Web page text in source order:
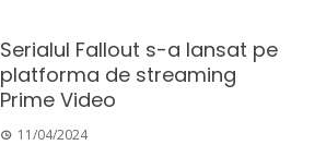
Serialul Fallout s-a lansat pe
platforma de streaming
Prime Video
11/04/2024